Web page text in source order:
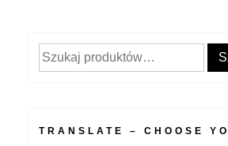
Szukaj:
TRANSLATE – CHOOSE